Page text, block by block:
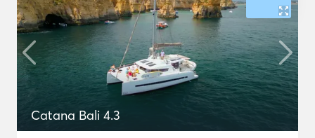
Catana Bali 4.3